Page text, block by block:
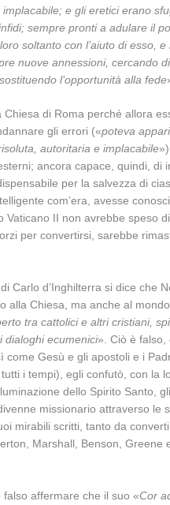
e gli eretici erano
sempre pronti a adulare il
soltanto con l’aiuto di esso, e
nuove annessioni, cercando
l’opportunità alla fede
Chiesa di Roma perché allora
gli errori («poteva
autoritaria e implacabile
ancora capace, quindi, di
per la salvezza di
com’era, avesse
Vaticano II non avrebbe speso
per convertirsi, sarebbe
di Carlo d’Inghilterra si dice che
alla Chiesa, ma anche al
tra cattolici e altri cristiani,
dialoghi ecumenici». Ciò è falso,
come Gesù e gli apostoli e i
i tempi), egli confutò, con la
dello Spirito Santo,
missionario attraverso le
mirabili scritti, tanto da
Marshall, Benson, Greene
falso affermare che il suo «Cor